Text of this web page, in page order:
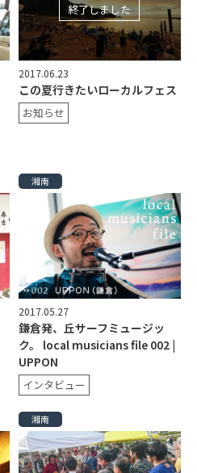
終了しました
2017.06.23
この夏行きたいローカルフェス
お知らせ
湘南
2017.05.27
鎌倉発、丘サーフミュージッ
ク。 local musicians file 002 |
UPPON
インタビュー
湘南